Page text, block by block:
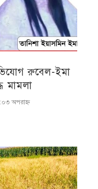
রুবেল-ইমা
মামলা
অপরাহ্ণ